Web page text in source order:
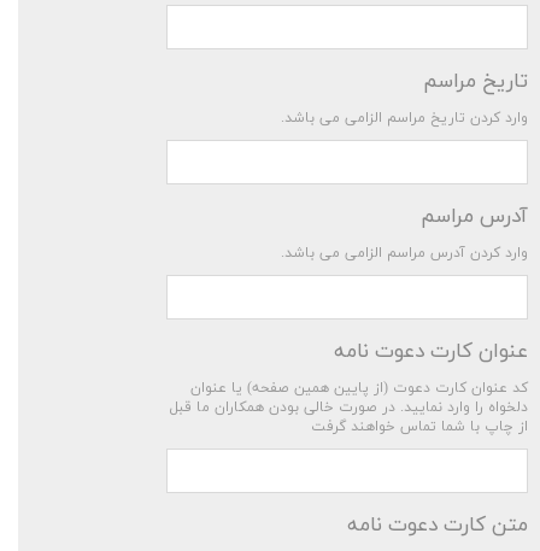
تاریخ مراسم
وارد کردن تاریخ مراسم الزامی می باشد.
آدرس مراسم
وارد کردن آدرس مراسم الزامی می باشد.
عنوان کارت دعوت نامه
کد عنوان کارت دعوت (از پایین همین صفحه) یا عنوان
دلخواه را وارد نمایید. در صورت خالی بودن همکاران ما قبل
از چاپ با شما تماس خواهند گرفت
متن کارت دعوت نامه